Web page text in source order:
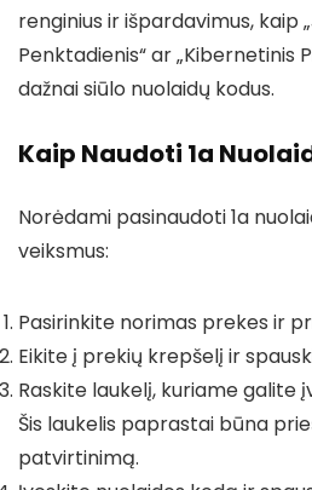
renginius ir išpardavimus, kaip
Penktadienis“ ar „Kibernetinis
dažnai siūlo nuolaidų kodus.
Kaip Naudoti 1a
Norėdami pasinaudoti 1a
veiksmus:
Pasirinkite norimas prekes ir
Eikite į prekių krepšelį ir
Raskite laukelį, kuriame galite
Šis laukelis paprastai būna
patvirtinimą.